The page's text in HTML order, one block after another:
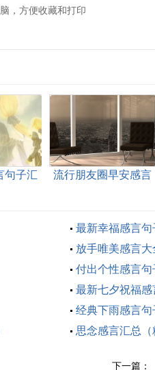
，方便收藏和打印
句子汇
流行朋友圈早安感言
最新幸福感言句
放手唯美感言大
付出个性感言句
最新七夕祝福感
经典下雨感言句
思念感言汇总（
下一篇：